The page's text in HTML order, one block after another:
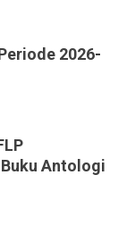
2026-
Antologi